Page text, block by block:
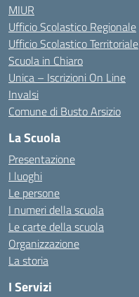
MIUR
Ufficio Scolastico Regionale
Ufficio Scolastico Territoriale
Scuola in Chiaro
Unica – Iscrizioni On Line
Invalsi
Comune di Busto Arsizio
La Scuola
Presentazione
I luoghi
Le persone
I numeri della scuola
Le carte della scuola
Organizzazione
La storia
I Servizi